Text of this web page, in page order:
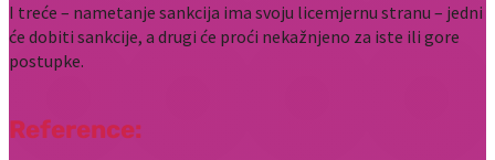
I treće – nametanje sankcija ima svoju licemjernu stranu – jedni
će dobiti sankcije, a drugi će proći nekažnjeno za iste ili gore
postupke.
Reference: